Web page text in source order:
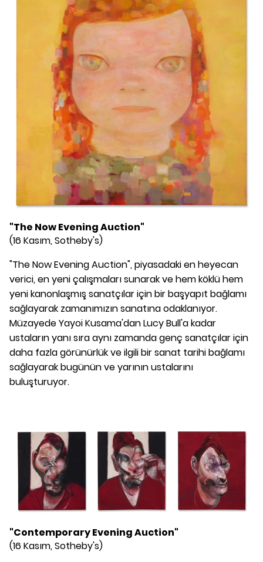
"The Now Evening Auction"
(16 Kasım, Sotheby's)
"The Now Evening Auction", piyasadaki en heyecan
verici, en yeni çalışmaları sunarak ve hem köklü hem
yeni kanonlaşmış sanatçılar için bir başyapıt bağlamı
sağlayarak zamanımızın sanatına odaklanıyor.
Müzayede Yayoi Kusama'dan Lucy Bull'a kadar
ustaların yanı sıra aynı zamanda genç sanatçılar için
daha fazla görünürlük ve ilgili bir sanat tarihi bağlamı
sağlayarak bugünün ve yarının ustalarını
buluşturuyor.
"Contemporary Evening Auction"
(16 Kasım, Sotheby's)